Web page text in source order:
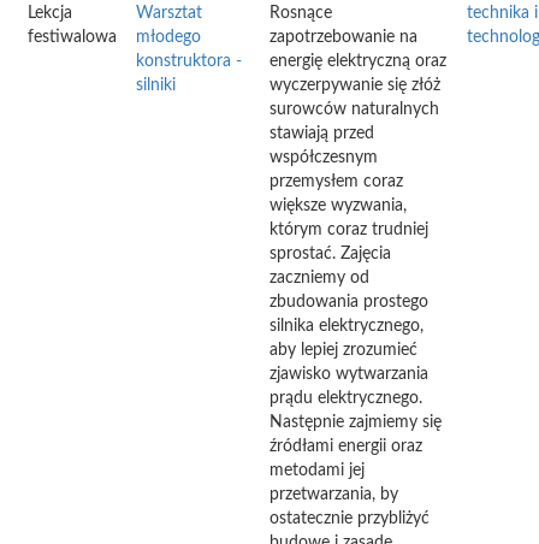
Lekcja
festiwalowa
Warsztat
młodego
konstruktora -
silniki
Rosnące
zapotrzebowanie na
energię elektryczną oraz
wyczerpywanie się złóż
surowców naturalnych
stawiają przed
współczesnym
przemysłem coraz
większe wyzwania,
którym coraz trudniej
sprostać. Zajęcia
zaczniemy od
zbudowania prostego
silnika elektrycznego,
aby lepiej zrozumieć
zjawisko wytwarzania
prądu elektrycznego.
Następnie zajmiemy się
źródłami energii oraz
metodami jej
przetwarzania, by
ostatecznie przybliżyć
technika i